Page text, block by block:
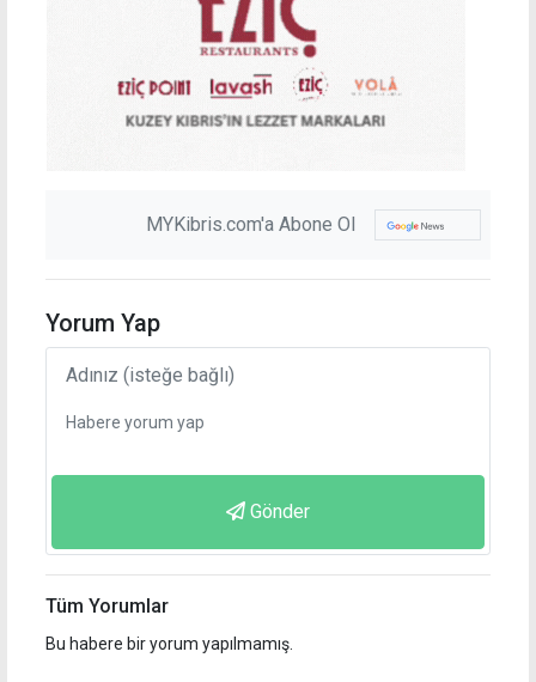
MYKibris.com'a Abone Ol
Yorum Yap
Gönder
Tüm Yorumlar
Bu habere bir yorum yapılmamış.